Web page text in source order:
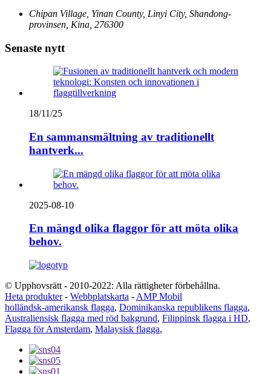
Chipan Village, Yinan County, Linyi City, Shandong-
provinsen, Kina, 276300
Senaste nytt
18/11/25
En sammansmältning av traditionellt
hantverk...
2025-08-10
En mängd olika flaggor för att möta olika
behov.
© Upphovsrätt - 2010-2022: Alla rättigheter förbehållna.
Heta produkter- Webbplatskarta - AMP Mobil
holländsk-amerikansk flagga, Dominikanska republikens flagga,
Australiensisk flagga med röd bakgrund, Filippinsk flagga i HD,
Flagga för Amsterdam, Malaysisk flagga,